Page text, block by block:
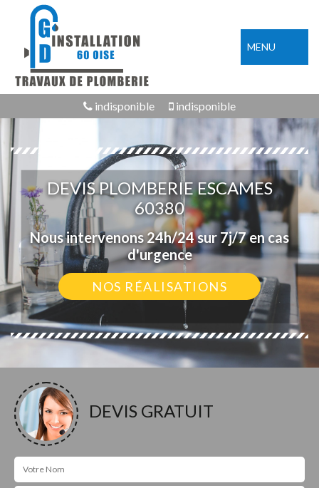
MENU
indisponible indisponible
DEVIS PLOMBERIE ESCAMES
60380
Nous intervenons 24h/24 sur 7j/7 en cas
d'urgence
NOS RÉALISATIONS
DEVIS GRATUIT